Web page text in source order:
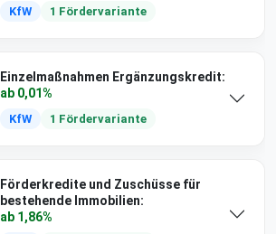
KfW 1 Fördervariante
Einzelmaßnahmen Ergänzungskredit:
ab 0,01%
KfW 1 Fördervariante
Förderkredite und Zuschüsse für
bestehende Immobilien:
ab 1,86%